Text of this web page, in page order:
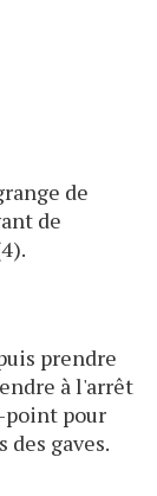
de
de
prendre
à l'arrêt
point pour
des gaves.